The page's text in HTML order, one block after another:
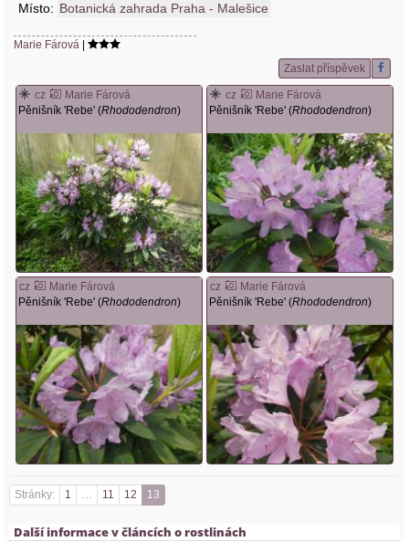
Místo: Botanická zahrada Praha - Malešice
Marie Fárová
Zaslat příspěvek
cz
Marie Fárová
Pěnišník 'Rebe' (Rhododendron)
cz
Marie Fárová
Pěnišník 'Rebe' (Rhododendron)
cz
Marie Fárová
Pěnišník 'Rebe' (Rhododendron)
cz
Marie Fárová
Pěnišník 'Rebe' (Rhododendron)
Stránky: 1 … 11 12 13
Další informace v článcích o rostlinách